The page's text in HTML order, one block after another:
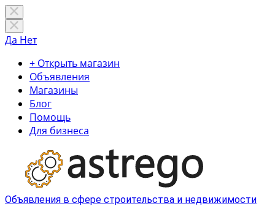
Да Нет
+ Открыть магазин
Объявления
Магазины
Блог
Помощь
Для бизнеса
Объявления в сфере строительства и недвижимости